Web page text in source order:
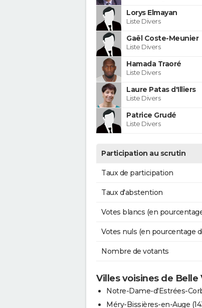
Lorys Elmayan
Liste Divers
Gaël Coste-Meunier
Liste Divers
Hamada Traoré
Liste Divers
Laure Patas d'Illiers
Liste Divers
Patrice Grudé
Liste Divers
Participation au scrutin
Taux de participation
Taux d'abstention
Votes blancs (en
Votes nuls (en pourcentage
Nombre de votants
Villes voisines de Belle
Notre-Dame-d'Estrées-
Méry-Bissières-en-Auge